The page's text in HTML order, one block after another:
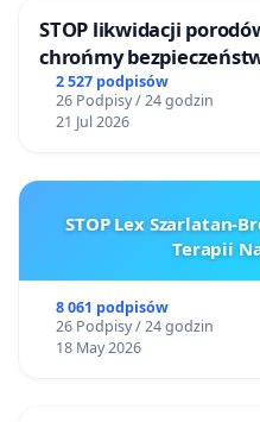
STOP likwidacji
chrońmy
2 527 podpisów
26 Podpisy / 24 godzin
21 Jul 2026
STOP Lex Szarlatan-
Terapii
8 061 podpisów
26 Podpisy / 24 godzin
18 May 2026